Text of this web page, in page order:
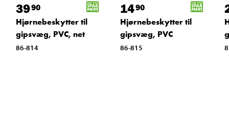
3990
Hjørnebeskytter til
gipsvæg, PVC, net
86-814
1490
Hjørnebeskytter til
gipsvæg, PVC
86-815